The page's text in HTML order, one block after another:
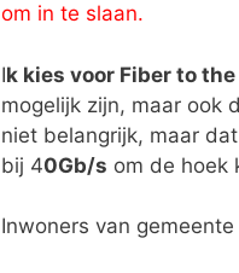
om in te slaan.
Ik kies voor Fiber to the
mogelijk zijn, maar ook
niet belangrijk, maar
bij 40Gb/s om de hoek
Inwoners van gemeente